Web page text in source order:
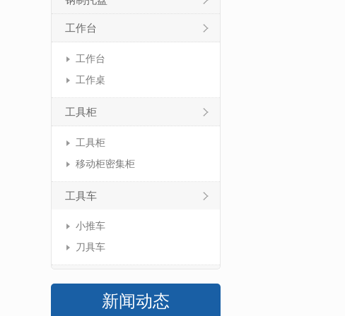
工作台
工作台
工作桌
工具柜
工具柜
移动柜密集柜
工具车
小推车
刀具车
新闻动态